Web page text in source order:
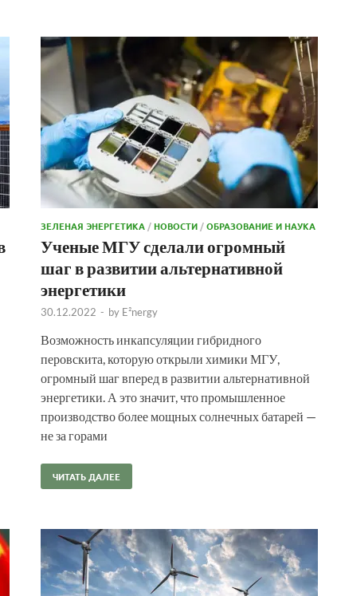
ЗЕЛЕНАЯ ЭНЕРГЕТИКА /НОВОСТИ /ОБРАЗОВАНИЕ И НАУКА
Ученые МГУ сделали огромный
шаг в развитии альтернативной
энергетики
30.12.2022 - by E²nergy
Возможность инкапсуляции гибридного
перовскита, которую открыли химики МГУ,
огромный шаг вперед в развитии альтернативной
энергетики. А это значит, что промышленное
производство более мощных солнечных батарей —
не за горами
ЧИТАТЬ ДАЛЕЕ